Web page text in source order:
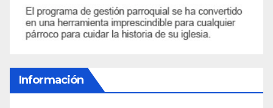
Información